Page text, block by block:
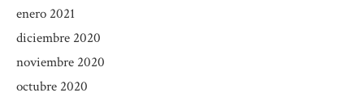
enero 2021
diciembre 2020
noviembre 2020
octubre 2020